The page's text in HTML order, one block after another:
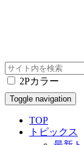
2Pカラー
Toggle navigation
TOP
トピックス